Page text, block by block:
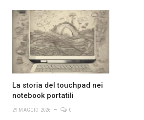
La storia del touchpad nei
notebook portatili
29 MAGGIO 2026 0